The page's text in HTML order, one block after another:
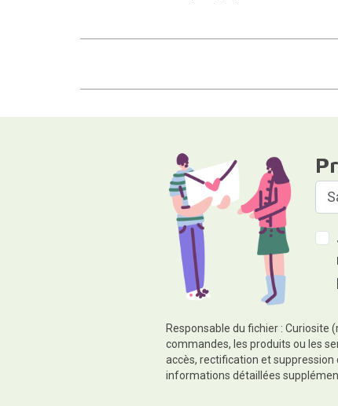
Responsable du fichier : Curiosite
commandes, les produits ou les
accès, rectification et
informations détaillées